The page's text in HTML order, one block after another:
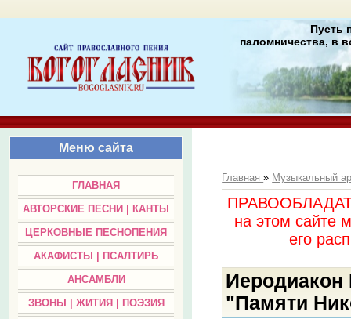
Пусть
паломничества, в
Меню сайта
ГЛАВНАЯ
АВТОРСКИЕ ПЕСНИ | КАНТЫ
ЦЕРКОВНЫЕ ПЕСНОПЕНИЯ
АКАФИСТЫ | ПСАЛТИРЬ
АНСАМБЛИ
ЗВОНЫ | ЖИТИЯ | ПОЭЗИЯ
Главная» Музыкальный
на этом сайте
его
"Памяти